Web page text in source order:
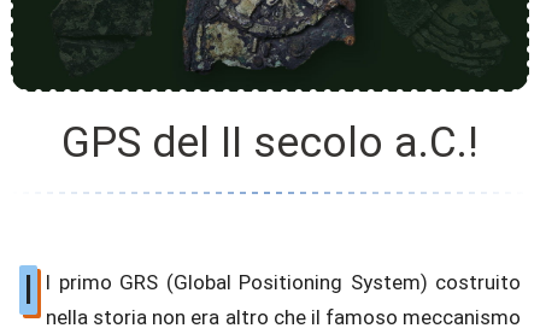
GPS del II secolo a.C.!
I
l primo GRS (Global Positioning System) costruito
nella storia non era altro che il famoso meccanismo